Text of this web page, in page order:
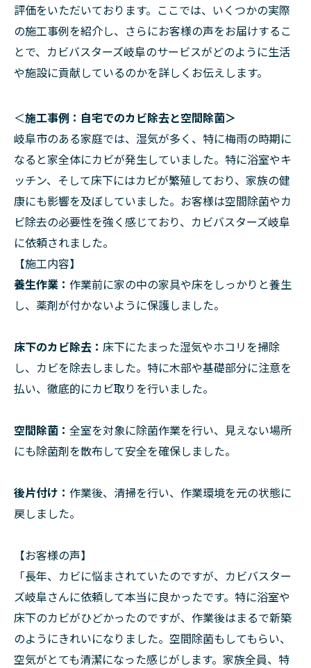
評価をいただいております。ここでは、いくつかの実際
の施工事例を紹介し、さらにお客様の声をお届けするこ
とで、カビバスターズ岐阜のサービスがどのように生活
や施設に貢献しているのかを詳しくお伝えします。
＜施工事例：自宅でのカビ除去と空間除菌＞
岐阜市のある家庭では、湿気が多く、特に梅雨の時期に
なると家全体にカビが発生していました。特に浴室やキ
ッチン、そして床下にはカビが繁殖しており、家族の健
康にも影響を及ぼしていました。お客様は空間除菌やカ
ビ除去の必要性を強く感じており、カビバスターズ岐阜
に依頼されました。
【施工内容】
養生作業： 作業前に家の中の家具や床をしっかりと養生
し、薬剤が付かないように保護しました。
床下のカビ除去： 床下にたまった湿気やホコリを掃除
し、カビを除去しました。特に木部や基礎部分に注意を
払い、徹底的にカビ取りを行いました。
空間除菌： 全室を対象に除菌作業を行い、見えない場所
にも除菌剤を散布して安全を確保しました。
後片付け： 作業後、清掃を行い、作業環境を元の状態に
戻しました。
【お客様の声】
「長年、カビに悩まされていたのですが、カビバスター
ズ岐阜さんに依頼して本当に良かったです。特に浴室や
床下のカビがひどかったのですが、作業後はまるで新築
のようにきれいになりました。空間除菌もしてもらい、
空気がとても清潔になった感じがします。家族全員、特